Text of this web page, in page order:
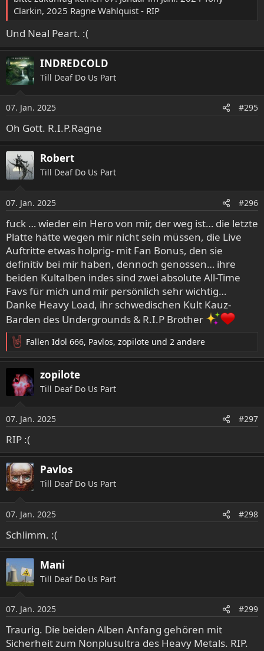
Clarkin, 2025 Ragne Wahlquist - RIP
Und Neal Peart. :(
INDREDCOLD
Till Deaf Do Us Part
07. Jan. 2025 #295
Oh Gott. R.I.P.Ragne
Robert
Till Deaf Do Us Part
07. Jan. 2025 #296
fuck … wieder ein Hero von mir, der weg ist… die letzte
Platte hätte wegen mir nicht sein müssen, die Live
Auftritte etwas holprig- mit Fan Bonus, den sie
definitiv bei mir haben, dennoch genossen… ihre
beiden Kultalben indes sind zwei absolute All-Time
Favs für mich und mir persönlich sehr wichtig…
Danke Heavy Load, ihr schwedischen Kult Kauz-
Barden des Undergrounds & R.I.P Brother
R
e
a
k
o
n
e
n
:
Fallen Idol 666, Pavlos, zopilote und 2 andere
zopilote
Till Deaf Do Us Part
07. Jan. 2025 #297
RIP :(
Pavlos
Till Deaf Do Us Part
07. Jan. 2025 #298
Schlimm. :(
Mani
Till Deaf Do Us Part
07. Jan. 2025 #299
Traurig. Die beiden Alben Anfang gehören mit
Sicherheit zum Nonplusultra des Heavy Metals. RIP.